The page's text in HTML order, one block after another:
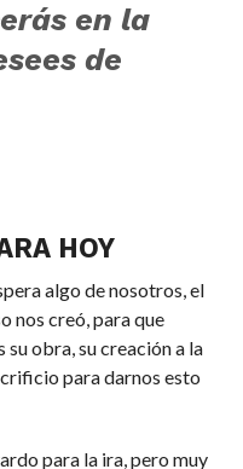
en la
de
HOY
algo de nosotros, el
nos creó, para que
su obra, su creación a la
para darnos esto
para la ira, pero muy